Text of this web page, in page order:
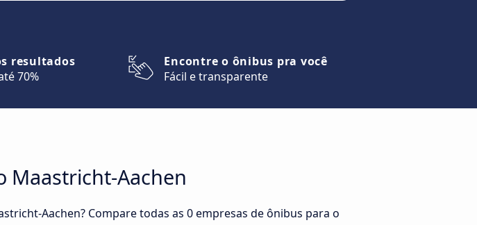
resultados
70%
Encontre o ônibus pra você
Fácil e transparente
Maastricht-Aachen
Aachen? Compare todas as 0 empresas de ônibus para o